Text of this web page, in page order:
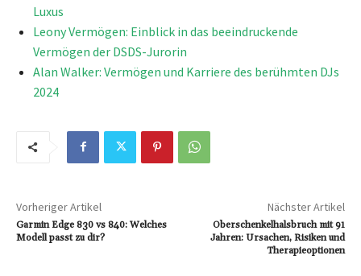
Luxus
Leony Vermögen: Einblick in das beeindruckende
Vermögen der DSDS-Jurorin
Alan Walker: Vermögen und Karriere des berühmten DJs
2024
Vorheriger Artikel
Garmin Edge 830 vs 840: Welches
Modell passt zu dir?
Nächster Artikel
Oberschenkelhalsbruch mit 91
Jahren: Ursachen, Risiken und
Therapieoptionen